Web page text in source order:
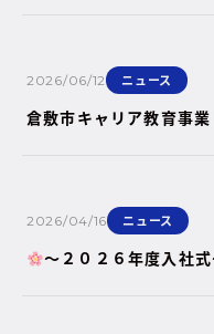
2026/06/12 ニュース
倉敷市キャリア教育事
2026/04/16 ニュース
～２０２６年度入社